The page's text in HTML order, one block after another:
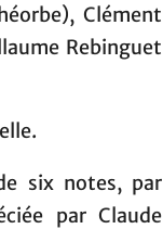
Clément
Rebinguet
six notes, par
par Claude